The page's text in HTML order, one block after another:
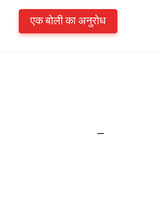
एक बोली का अनुरोध